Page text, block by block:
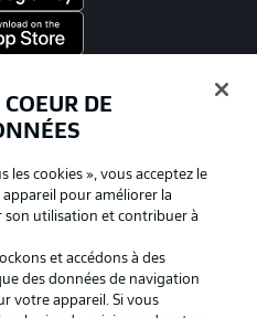
DE
les cookies », vous acceptez le
pour améliorer la
son utilisation et contribuer à
et accédons à des
des données de navigation
votre appareil. Si vous